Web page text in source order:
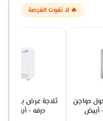
🔥 لا تفوت الفرصة
دواجن
- أبيض